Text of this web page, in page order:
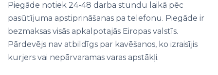
Piegāde notiek 24-48 darba stundu laikā pēc
pasūtījuma apstiprināšanas pa telefonu. Piegāde ir
bezmaksas visās apkalpotajās Eiropas valstīs.
Pārdevējs nav atbildīgs par kavēšanos, ko izraisījis
kurjers vai nepārvaramas varas apstākļi.